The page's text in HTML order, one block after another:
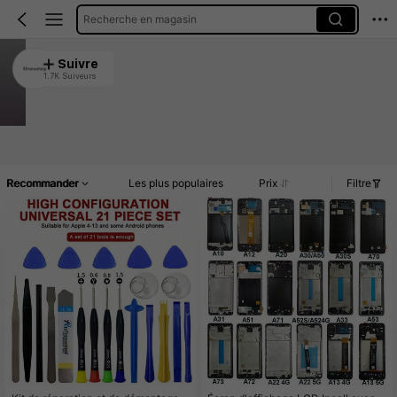
Recherche en magasin
SZwanyutong
4.86
Suivre
1.7K Suiveurs
Recommander Les plus populaires Prix Filtre